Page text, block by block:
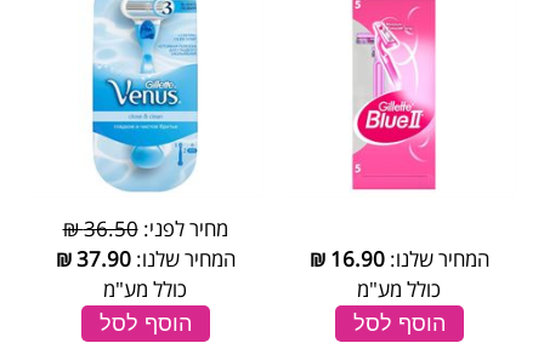
המחיר שלנו:16.90
₪
כולל מע"מ
הוסף לסל
מחיר לפני:36.50 ₪
המחיר שלנו:37.90
₪
כולל מע"מ
הוסף לסל